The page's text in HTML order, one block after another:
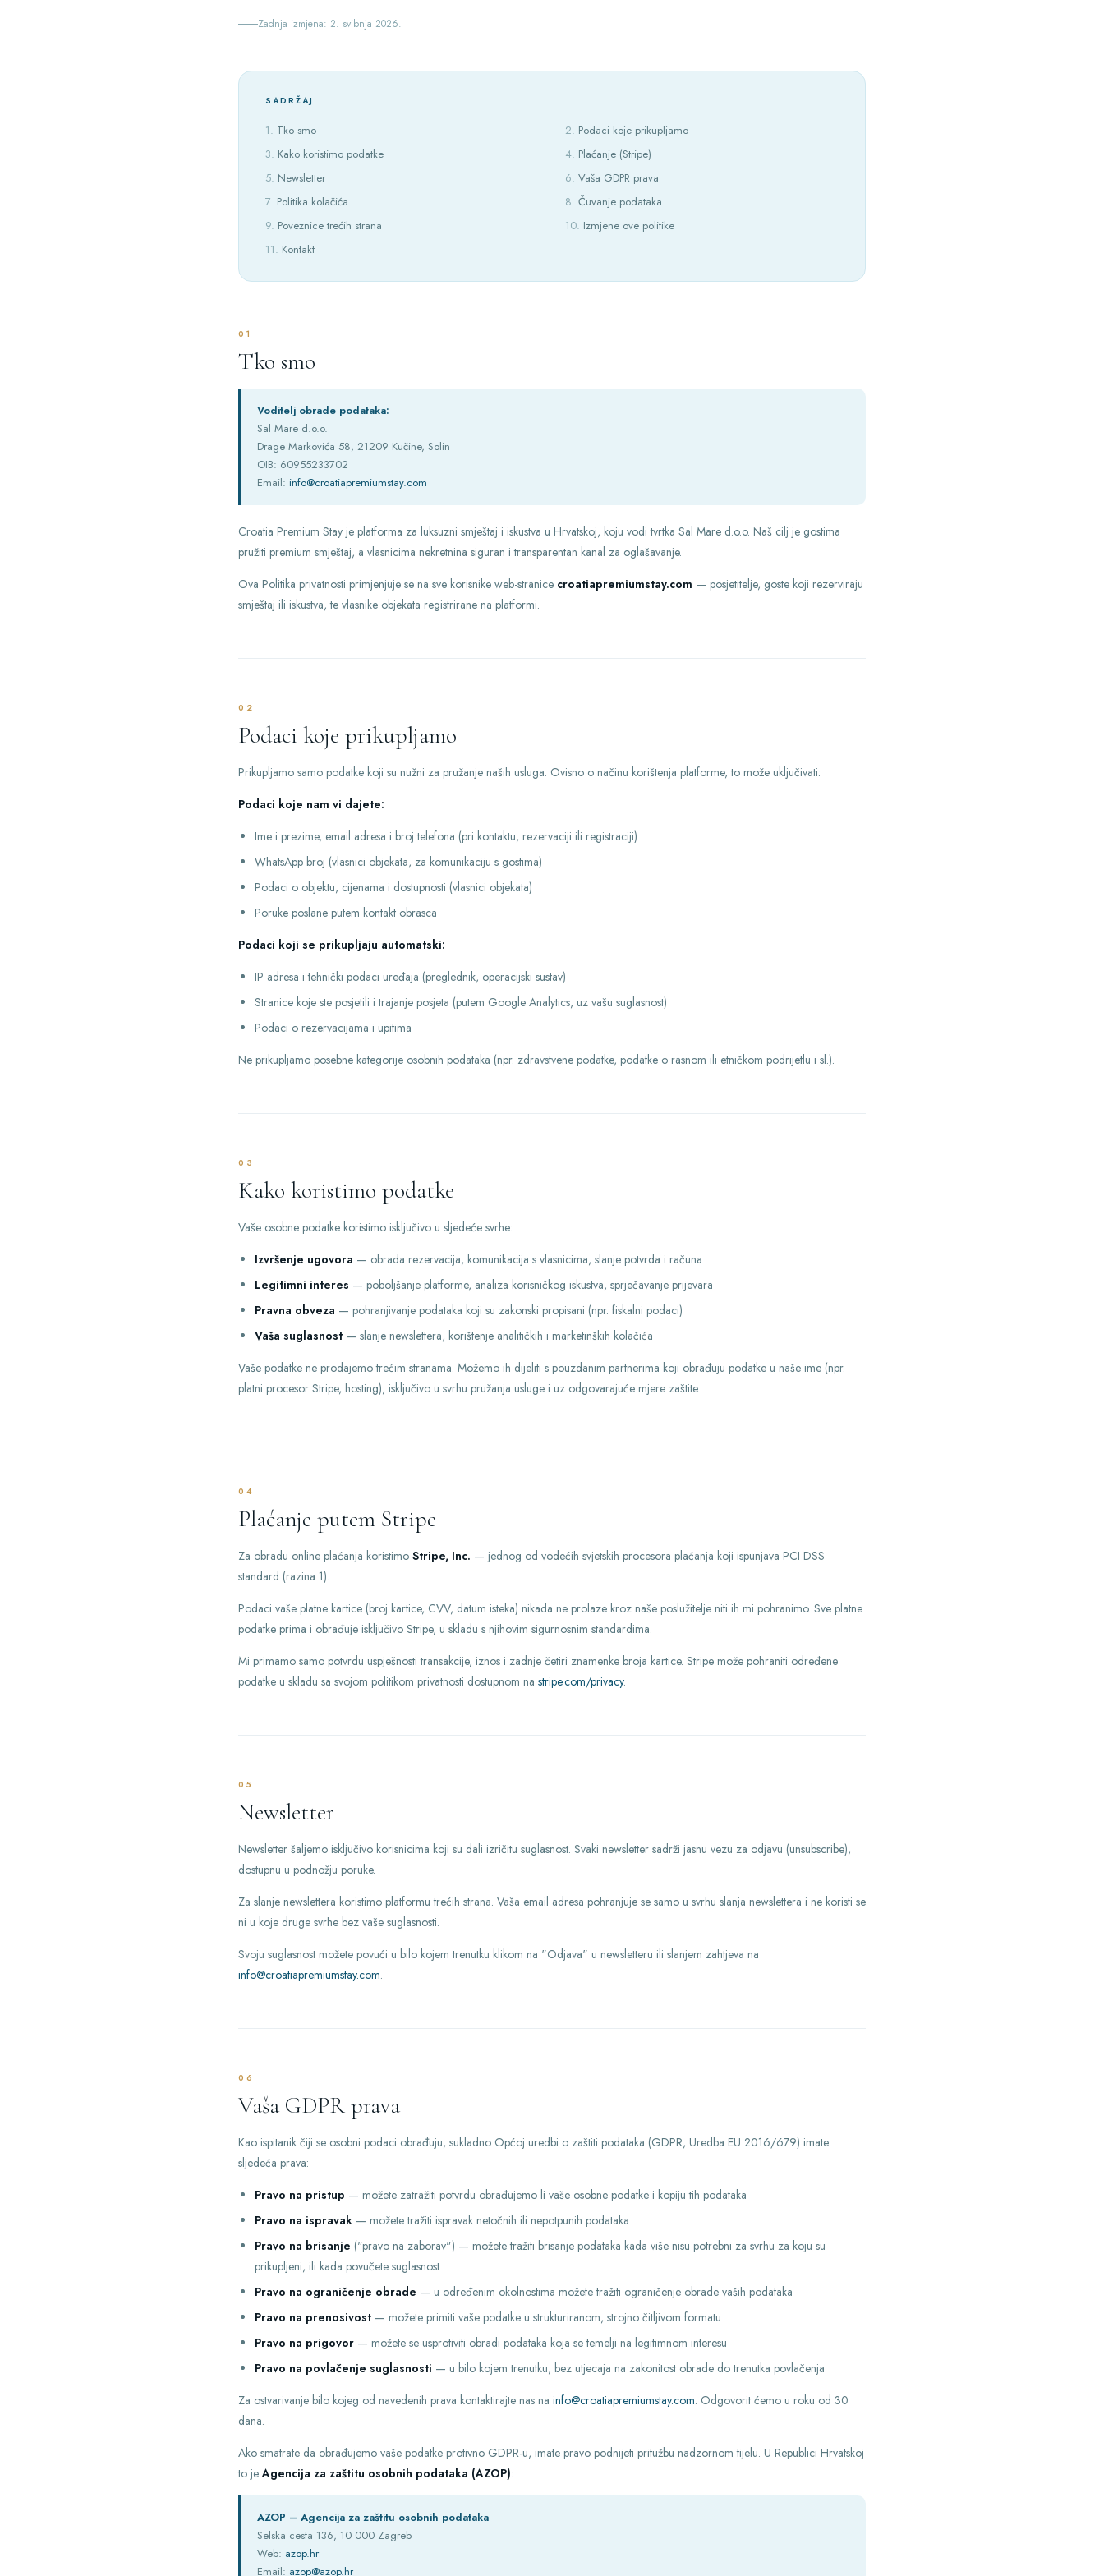
Zadnja izmjena: 2. svibnja 2026.
SADRŽAJ
Tko smo
Podaci koje prikupljamo
Kako koristimo podatke
Plaćanje (Stripe)
Newsletter
Vaša GDPR prava
Politika kolačića
Čuvanje podataka
Poveznice trećih strana
Izmjene ove politike
Kontakt
01
Tko smo
Voditelj obrade podataka:
Sal Mare d.o.o.
Drage Markovića 58, 21209 Kučine, Solin
OIB: 60955233702
Email: info@croatiapremiumstay.com
Croatia Premium Stay je platforma za luksuzni smještaj i iskustva u Hrvatskoj, koju vodi tvrtka Sal Mare d.o.o. Naš cilj je gostima
pružiti premium smještaj, a vlasnicima nekretnina siguran i transparentan kanal za oglašavanje.
Ova Politika privatnosti primjenjuje se na sve korisnike web-stranice croatiapremiumstay.com — posjetitelje, goste koji rezerviraju
smještaj ili iskustva, te vlasnike objekata registrirane na platformi.
02
Podaci koje prikupljamo
Prikupljamo samo podatke koji su nužni za pružanje naših usluga. Ovisno o načinu korištenja platforme, to može uključivati:
Podaci koje nam vi dajete:
Ime i prezime, email adresa i broj telefona (pri kontaktu, rezervaciji ili registraciji)
WhatsApp broj (vlasnici objekata, za komunikaciju s gostima)
Podaci o objektu, cijenama i dostupnosti (vlasnici objekata)
Poruke poslane putem kontakt obrasca
Podaci koji se prikupljaju automatski:
IP adresa i tehnički podaci uređaja (preglednik, operacijski sustav)
Stranice koje ste posjetili i trajanje posjeta (putem Google Analytics, uz vašu suglasnost)
Podaci o rezervacijama i upitima
Ne prikupljamo posebne kategorije osobnih podataka (npr. zdravstvene podatke, podatke o rasnom ili etničkom podrijetlu i sl.).
03
Kako koristimo podatke
Vaše osobne podatke koristimo isključivo u sljedeće svrhe:
Izvršenje ugovora — obrada rezervacija, komunikacija s vlasnicima, slanje potvrda i računa
Legitimni interes — poboljšanje platforme, analiza korisničkog iskustva, sprječavanje prijevara
Pravna obveza — pohranjivanje podataka koji su zakonski propisani (npr. fiskalni podaci)
Vaša suglasnost — slanje newslettera, korištenje analitičkih i marketinških kolačića
Vaše podatke ne prodajemo trećim stranama. Možemo ih dijeliti s pouzdanim partnerima koji obrađuju podatke u naše ime (npr.
platni procesor Stripe, hosting), isključivo u svrhu pružanja usluge i uz odgovarajuće mjere zaštite.
04
Plaćanje putem Stripe
Za obradu online plaćanja koristimo Stripe, Inc. — jednog od vodećih svjetskih procesora plaćanja koji ispunjava PCI DSS
standard (razina 1).
Podaci vaše platne kartice (broj kartice, CVV, datum isteka) nikada ne prolaze kroz naše poslužitelje niti ih mi pohranimo. Sve platne
podatke prima i obrađuje isključivo Stripe, u skladu s njihovim sigurnosnim standardima.
Mi primamo samo potvrdu uspješnosti transakcije, iznos i zadnje četiri znamenke broja kartice. Stripe može pohraniti određene
podatke u skladu sa svojom politikom privatnosti dostupnom na stripe.com/privacy.
05
Newsletter
Newsletter šaljemo isključivo korisnicima koji su dali izričitu suglasnost. Svaki newsletter sadrži jasnu vezu za odjavu (unsubscribe),
dostupnu u podnožju poruke.
Za slanje newslettera koristimo platformu trećih strana. Vaša email adresa pohranjuje se samo u svrhu slanja newslettera i ne koristi se
ni u koje druge svrhe bez vaše suglasnosti.
Svoju suglasnost možete povući u bilo kojem trenutku klikom na "Odjava" u newsletteru ili slanjem zahtjeva na
info@croatiapremiumstay.com.
06
Vaša GDPR prava
Kao ispitanik čiji se osobni podaci obrađuju, sukladno Općoj uredbi o zaštiti podataka (GDPR, Uredba EU 2016/679) imate
sljedeća prava:
Pravo na pristup — možete zatražiti potvrdu obrađujemo li vaše osobne podatke i kopiju tih podataka
Pravo na ispravak — možete tražiti ispravak netočnih ili nepotpunih podataka
Pravo na brisanje ("pravo na zaborav") — možete tražiti brisanje podataka kada više nisu potrebni za svrhu za koju su
prikupljeni, ili kada povučete suglasnost
Pravo na ograničenje obrade — u određenim okolnostima možete tražiti ograničenje obrade vaših podataka
Pravo na prenosivost — možete primiti vaše podatke u strukturiranom, strojno čitljivom formatu
Pravo na prigovor — možete se usprotiviti obradi podataka koja se temelji na legitimnom interesu
Pravo na povlačenje suglasnosti — u bilo kojem trenutku, bez utjecaja na zakonitost obrade do trenutka povlačenja
Za ostvarivanje bilo kojeg od navedenih prava kontaktirajte nas na info@croatiapremiumstay.com. Odgovorit ćemo u roku od 30
dana.
Ako smatrate da obrađujemo vaše podatke protivno GDPR-u, imate pravo podnijeti pritužbu nadzornom tijelu. U Republici Hrvatskoj
to jeAgencija za zaštitu osobnih podataka (AZOP):
AZOP – Agencija za zaštitu osobnih podataka
Selska cesta 136, 10 000 Zagreb
Web: azop.hr
Email: azop@azop.hr